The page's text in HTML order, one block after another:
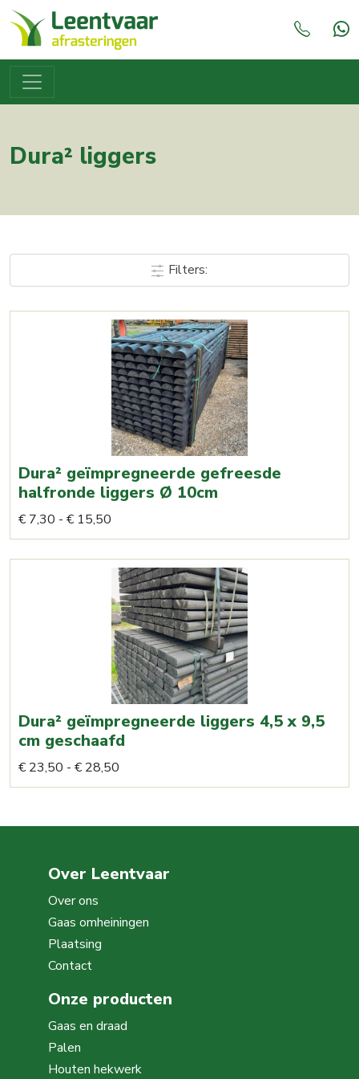
Dura² liggers
Filters:
Dura² geïmpregneerde gefreesde
halfronde liggers Ø 10cm
€ 7,30 - € 15,50
€ 7,30
tot
€ 15,50
product
heeft
meerdere
variaties.
Deze
optie
kan
gekozen
op
Dura² geïmpregneerde liggers 4,5 x 9,5
cm geschaafd
€ 23,50 - € 28,50
€ 23,50
€ 28,50
product
meerdere
Deze
kan
de
productpagina
Over Leentvaar
Over ons
Gaas omheiningen
Plaatsing
Contact
Onze producten
Gaas en draad
Palen
Houten hekwerk